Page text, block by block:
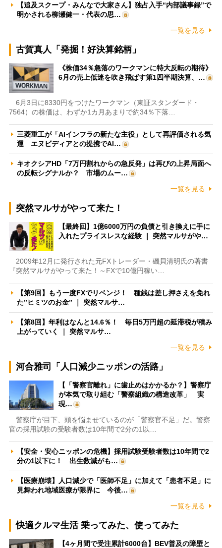
【追及スクープ・みんなで大家さん】独占入手“内部議事録”で
明かされる柳瀬健一・代表の思…
一覧を見る
古賀真人「発掘！好決算銘柄」
《株価34％急落のワークマンに特大反転の期待》
6月の売上低迷を吹き飛ばす第1四半期決算、…
6月3日に8330円をつけたワークマン（東証スタンダード・
7564）の株価は、わずか1カ月あまりで約34％下落…
三菱重工が「AIインフラの新たな主役」として再評価される気
運 エヌビディアとの提携でAI…
キオクシアHD「7万円割れからの急反発」は再びの上昇局面へ
の反転シグナルか？ 市場のムー…
一覧を見る
突然マルサがやって来た！
【最終回】1億6000万円の負債と引き換えに手に
入れたプライスレスな経験 ｜ 突然マルサがや…
2009年12月に発行された元FXトレーダー・磯貝清明氏の著書
『突然マルサがやって来た！～FXで10億円稼い…
【第9回】もう一度FXでリベンジ！ 種銭は差し押さえを免れ
た”ヒミツのお金” ｜ 突然マルサ…
【第8回】年利はなんと14.6％！ 毎日5万円超の延滞税が積み
上がっていく ｜ 突然マルサ…
一覧を見る
河合雅司「人口減少ニッポンの活路」
【「警察官離れ」に歯止めはかかるか？】警察庁
が本気で取り組む「警察組織の構造改革」 実
現…
警察庁が目下、頭を悩ませているのが「警察官不足」だ。警察
官の採用試験の受験者数は10年間で2分の1以…
【安全・安心ニッポンの危機】採用試験受験者数は10年間で2
分の1以下に！ 出生数減がも…
【医療崩壊】人口減少で「医師不足」に加えて「患者不足」に
見舞われ地域医療が限界に 今後…
一覧を見る
快適クルマ生活 乗ってみた、使ってみた
【4ヶ月間で受注累計6000台】BEV普及の障壁と